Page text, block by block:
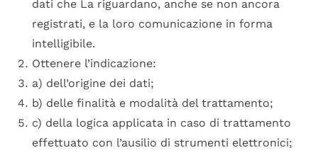
dati che La riguardano, anche se non ancora
registrati, e la loro comunicazione in forma
intelligibile.
Ottenere l’indicazione:
a) dell’origine dei dati;
b) delle finalità e modalità del trattamento;
c) della logica applicata in caso di trattamento
effettuato con l’ausilio di strumenti elettronici;